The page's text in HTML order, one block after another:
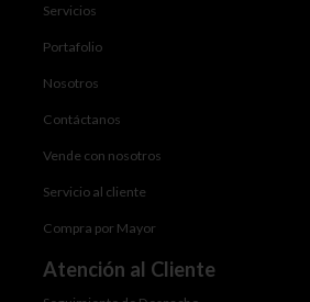
Servicios
Portafolio
Nosotros
Contáctanos
Vende con nosotros
Servicio al cliente
Compra por Mayor
Atención al Cliente